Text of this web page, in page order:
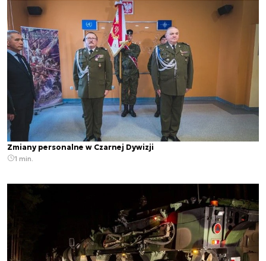
Zmiany personalne w Czarnej Dywizji
1 min.